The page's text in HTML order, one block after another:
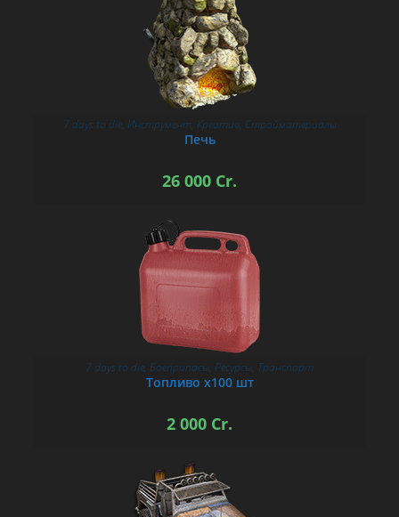
В КОРЗИНУ
7 days to die, Инструмент, Креатив, Стройматериалы
Печь
26 000 Cr.
В КОРЗИНУ
7 days to die, Боеприпасы, Ресурсы, Транспорт
Топливо х100 шт
2 000 Cr.